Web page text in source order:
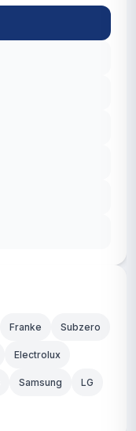
Franke Subzero
Electrolux
Samsung LG